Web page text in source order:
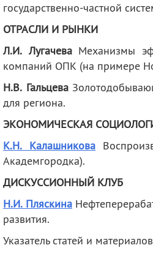
государственно-частной
ОТРАСЛИ И РЫНКИ
Л.И. ЛугачеваМеханизмы
компаний ОПК (на примере
Н.В. Гальцева
для региона.
ЭКОНОМИЧЕСКАЯ
К.Н. Калашникова
Академгородка).
ДИСКУССИОННЫЙ КЛУБ
Н.И. Пляскина
развития.
Указатель статей и